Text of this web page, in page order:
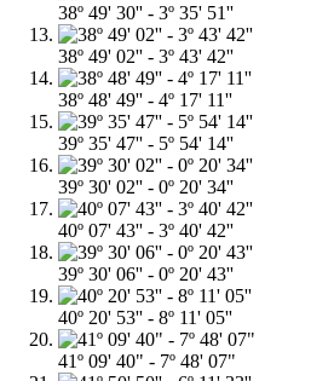
38º 49' 30'' - 3º 35' 51''
38º 49' 02'' - 3º 43' 42''
38º 48' 49'' - 4º 17' 11''
39º 35' 47'' - 5º 54' 14''
39º 30' 02'' - 0º 20' 34''
40º 07' 43'' - 3º 40' 42''
39º 30' 06'' - 0º 20' 43''
40º 20' 53'' - 8º 11' 05''
41º 09' 40" - 7º 48' 07"